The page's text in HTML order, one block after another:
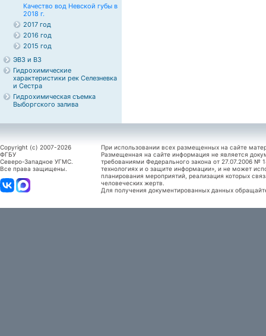
Качество вод Невской губы в
2018 г.
2017 год
2016 год
2015 год
ЭВЗ и ВЗ
Гидрохимические
характеристики рек Селезневка
и Сестра
Гидрохимическая съемка
Выборгского залива
Copyright (c) 2007-2026
ФГБУ
Северо-Западное УГМС.
Все права защищены.
При использовании всех размещенных на сайте
Размещенная на сайте информация не является
требованиями Федерального закона от 27.07.2006
технологиях и о защите информации», и не может
планирования мероприятий, реализация которых
человеческих жертв.
Для получения документированных данных